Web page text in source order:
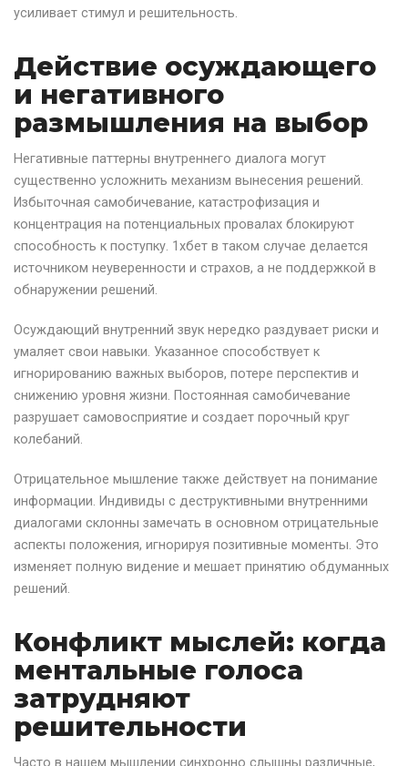
усиливает стимул и решительность.
Действие осуждающего
и негативного
размышления на выбор
Негативные паттерны внутреннего диалога могут
существенно усложнить механизм вынесения решений.
Избыточная самобичевание, катастрофизация и
концентрация на потенциальных провалах блокируют
способность к поступку. 1хбет в таком случае делается
источником неуверенности и страхов, а не поддержкой в
обнаружении решений.
Осуждающий внутренний звук нередко раздувает риски и
умаляет свои навыки. Указанное способствует к
игнорированию важных выборов, потере перспектив и
снижению уровня жизни. Постоянная самобичевание
разрушает самовосприятие и создает порочный круг
колебаний.
Отрицательное мышление также действует на понимание
информации. Индивиды с деструктивными внутренними
диалогами склонны замечать в основном отрицательные
аспекты положения, игнорируя позитивные моменты. Это
изменяет полную видение и мешает принятию обдуманных
решений.
Конфликт мыслей: когда
ментальные голоса
затрудняют
решительности
Часто в нашем мышлении синхронно слышны различные,